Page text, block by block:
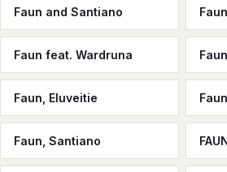
Faun and Santiano
Faun feat. Wardruna
Faun, Eluveitie
Faun, Santiano